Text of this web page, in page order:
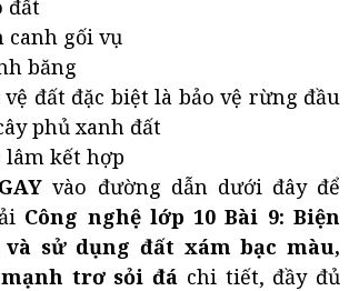
đất
canh gối vụ
băng
vệ đất đặc biệt là bảo vệ rừng đầu
phủ xanh đất
lâm kết hợp
vào đường dẫn dưới đây để
Công nghệ lớp 10 Bài 9: Biện
sử dụng đất xám bạc màu,
trơ sỏi đá chi tiết, đầy đủ